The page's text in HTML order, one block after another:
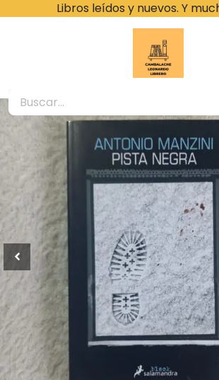
Libros leídos y nuevos. Y